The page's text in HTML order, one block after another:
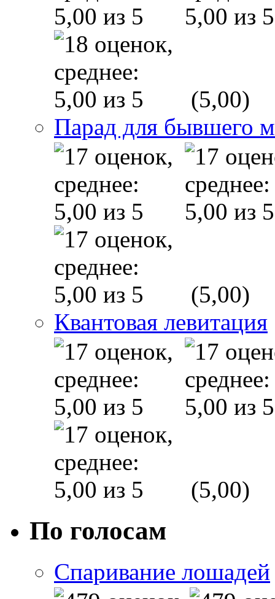
(5,00)
Парад для бывшего
(5,00)
Квантовая левитация
(5,00)
По голосам
Спаривание лошадей